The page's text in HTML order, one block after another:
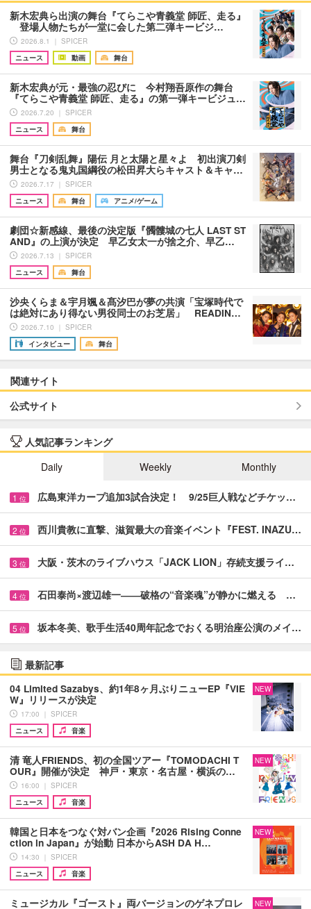
新木宏典ら出演の舞台『てらこや青義堂 師匠、走る』
登場人物たちが一堂に会した第二弾キービジ…
2026.8.1 ｜ SPICER
ニュース
動画 舞台
新木宏典が元・最強の忍びに 今村翔吾原作の舞台
『てらこや青義堂 師匠、走る』の第一弾キービジュ…
2026.7.20 ｜ SPICER
ニュース
舞台
舞台『刀剣乱舞』陽伝 月と太陽と星々よ 初出演刀剣
男士となる鬼丸国綱役の松田昇大らキャスト＆キャ…
2026.7.17 ｜ SPICER
ニュース
舞台 アニメ/ゲーム
劇団☆新感線、最後の決定版『髑髏城の七人 LAST ST
AND』の上演が決定 早乙女太一が捨之介、早乙…
2026.7.13 ｜ SPICER
ニュース
舞台
沙央くらま＆宇月颯＆髙汐巴が夢の共演「宝塚時代で
は絶対にあり得ない男役同士のお芝居」 READIN…
2026.7.10 ｜ SPICER
インタビュー
舞台
関連サイト
公式サイト
人気記事ランキング
Daily
Weekly Monthly
1 位 広島東洋カープ追加3試合決定！ 9/25巨人戦などチケッ…
2 位 西川貴教に直撃、滋賀最大の音楽イベント『FEST. INAZU…
3 位 大阪・茨木のライブハウス「JACK LION」存続支援ライ…
4 位 石田泰尚×渡辺雄一――破格の“音楽魂”が静かに燃える …
5 位 坂本冬美、歌手生活40周年記念でおくる明治座公演のメイ…
最新記事
04 Limited Sazabys、約1年8ヶ月ぶりニューEP『VIE
W』リリースが決定
17:00 ｜ SPICER
ニュース
音楽
NEW
清 竜人FRIENDS、初の全国ツアー『TOMODACHI T
OUR』開催が決定 神戸・東京・名古屋・横浜の…
16:00 ｜ SPICER
ニュース
音楽
NEW
韓国と日本をつなぐ対バン企画『2026 Rising Conne
ction in Japan』が始動 日本からASH DA H…
14:30 ｜ SPICER
ニュース
音楽
NEW
ミュージカル『ゴースト』両バージョンのゲネプロレ
NEW